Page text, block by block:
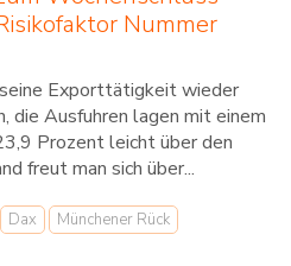
Nummer
Exporttätigkeit wieder
die Ausfuhren lagen mit einem
Prozent leicht über den
freut man sich über...
Dax
Münchener Rück